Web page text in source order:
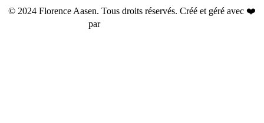
© 2024 Florence Aasen. Tous droits réservés. Créé et géré avec ❤️
par